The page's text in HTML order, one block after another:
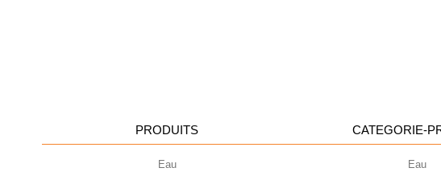
PRODUITS
Eau
CATEGORIE-
Eau